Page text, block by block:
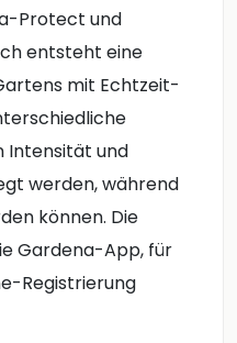
Protect und
entsteht eine
mit Echtzeit-
Intensität und
werden, während
können. Die
Gardena-App, für
Registrierung